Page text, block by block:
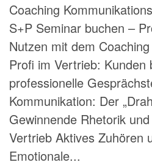
Coaching
S+P Seminar buchen –
Nutzen mit dem
Profi im Vertrieb: Kunden
professionelle
Kommunikation: Der
Gewinnende Rhetorik
Vertrieb Aktives Zuhören
Emotionale...